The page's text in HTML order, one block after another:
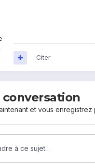
Citer
conversation
et vous enregistrez
à ce sujet…